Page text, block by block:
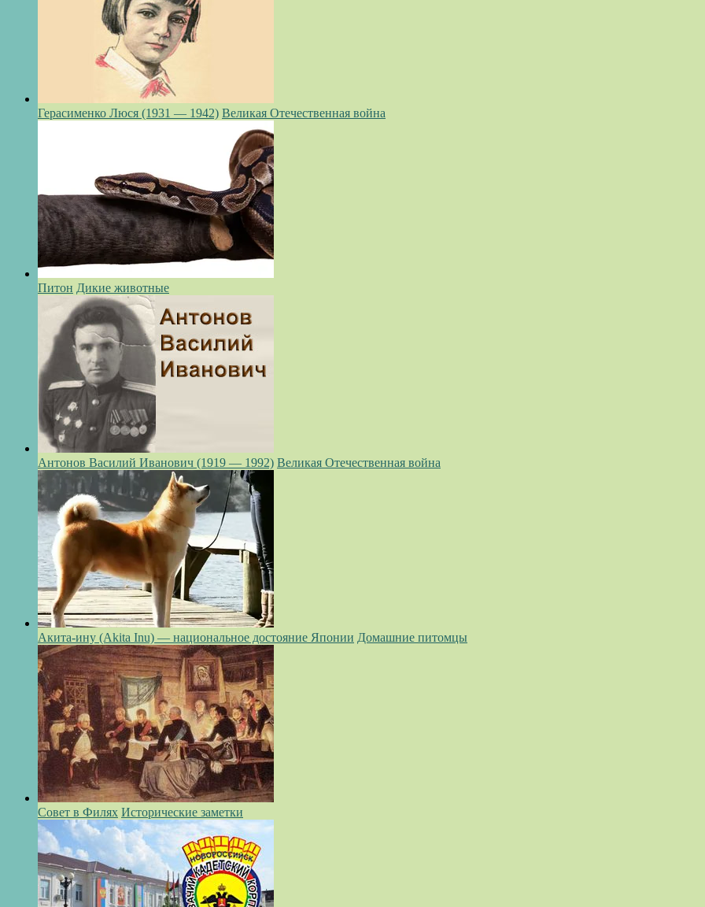
Герасименко Люся (1931 — 1942) Великая Отечественная война
Питон Дикие животные
Антонов Василий Иванович (1919 — 1992) Великая Отечественная война
Акита-ину (Akita Inu) — национальное достояние Японии Домашние питомцы
Совет в Филях Исторические заметки